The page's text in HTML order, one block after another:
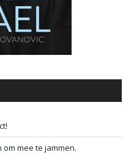
mee te jammen.